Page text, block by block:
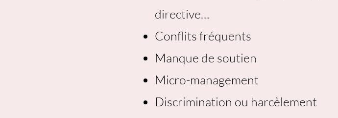
directive…
Conflits fréquents
Manque de soutien
Micro-management
Discrimination ou harcèlement